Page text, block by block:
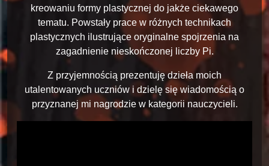
kreowaniu formy plastycznej do jakże ciekawego
tematu. Powstały prace w różnych technikach
plastycznych ilustrujące oryginalne spojrzenia na
zagadnienie nieskończonej liczby Pi.
Z przyjemnością prezentuję dzieła moich
utalentowanych uczniów i dzielę się wiadomością o
przyznanej mi nagrodzie w kategorii nauczycieli.